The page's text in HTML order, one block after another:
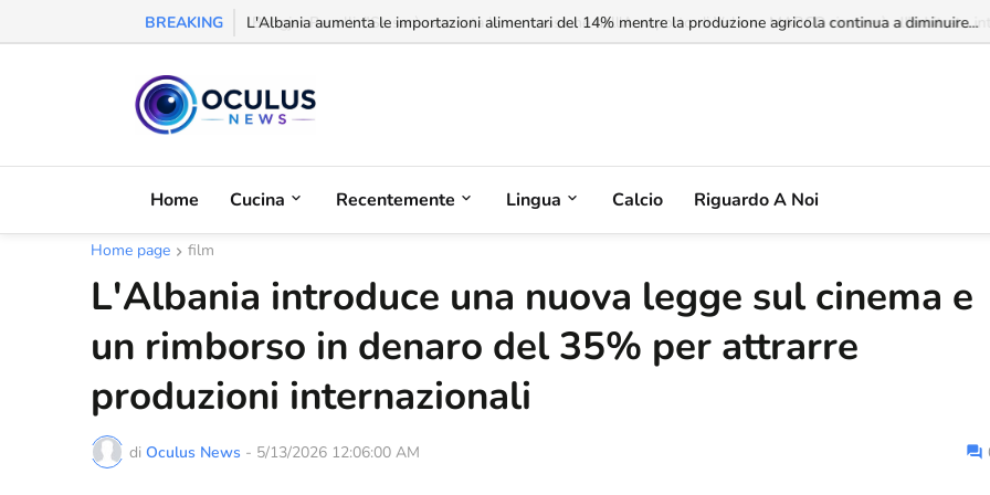
BREAKING L'Albania aumenta le importazioni alimentari del 14% mentre la produzione agricola continua a diminuire...
Home Cucina Recentemente Lingua Calcio Riguardo A Noi
Home page film
L'Albania introduce una nuova legge sul cinema e
un rimborso in denaro del 35% per attrarre
produzioni internazionali
di Oculus News - 5/13/2026 12:06:00 AM